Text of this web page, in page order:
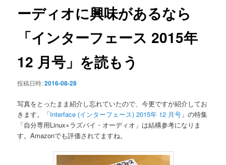
ョ
ーディオに興味があるなら
「インターフェース 2015年
12 月号」を読もう
投稿日時:2016-08-28
写真をとったまま紹介し忘れていたので、今更ですが紹介してお
きます。「Interface (インターフェース) 2015年 12 月号 」の特集
「自分専用Linux×ラズパイ・オーディオ」は結構参考になりま
す。Amazonでも評価されてますね。